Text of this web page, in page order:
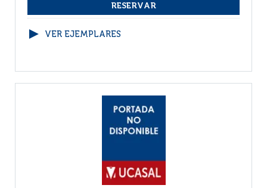
VER EJEMPLARES